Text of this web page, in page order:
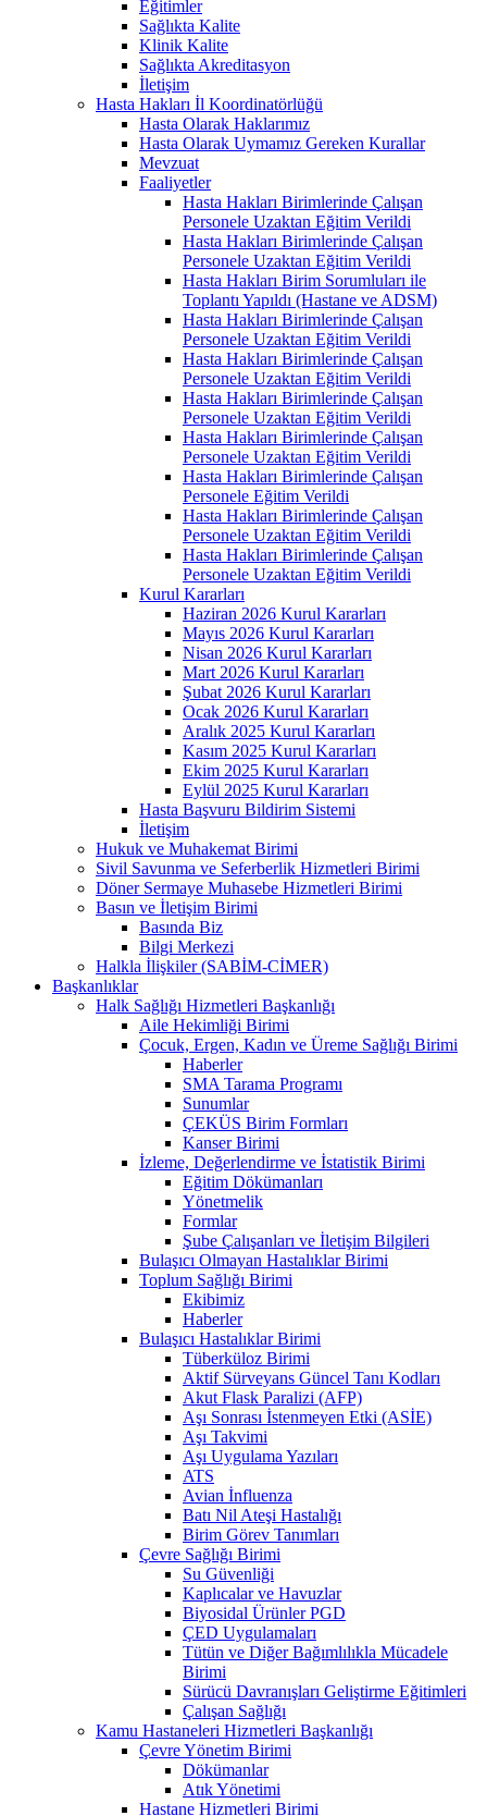
Eğitimler
Sağlıkta Kalite
Klinik Kalite
Sağlıkta Akreditasyon
İletişim
Hasta Hakları İl Koordinatörlüğü
Hasta Olarak Haklarımız
Hasta Olarak Uymamız Gereken Kurallar
Mevzuat
Faaliyetler
Hasta Hakları Birimlerinde Çalışan
Personele Uzaktan Eğitim Verildi
Hasta Hakları Birimlerinde Çalışan
Personele Uzaktan Eğitim Verildi
Hasta Hakları Birim Sorumluları ile
Toplantı Yapıldı (Hastane ve ADSM)
Hasta Hakları Birimlerinde Çalışan
Personele Uzaktan Eğitim Verildi
Hasta Hakları Birimlerinde Çalışan
Personele Uzaktan Eğitim Verildi
Hasta Hakları Birimlerinde Çalışan
Personele Uzaktan Eğitim Verildi
Hasta Hakları Birimlerinde Çalışan
Personele Uzaktan Eğitim Verildi
Hasta Hakları Birimlerinde Çalışan
Personele Eğitim Verildi
Hasta Hakları Birimlerinde Çalışan
Personele Uzaktan Eğitim Verildi
Hasta Hakları Birimlerinde Çalışan
Personele Uzaktan Eğitim Verildi
Kurul Kararları
Haziran 2026 Kurul Kararları
Mayıs 2026 Kurul Kararları
Nisan 2026 Kurul Kararları
Mart 2026 Kurul Kararları
Şubat 2026 Kurul Kararları
Ocak 2026 Kurul Kararları
Aralık 2025 Kurul Kararları
Kasım 2025 Kurul Kararları
Ekim 2025 Kurul Kararları
Eylül 2025 Kurul Kararları
Hasta Başvuru Bildirim Sistemi
İletişim
Hukuk ve Muhakemat Birimi
Sivil Savunma ve Seferberlik Hizmetleri Birimi
Döner Sermaye Muhasebe Hizmetleri Birimi
Basın ve İletişim Birimi
Basında Biz
Bilgi Merkezi
Halkla İlişkiler (SABİM-CİMER)
Başkanlıklar
Halk Sağlığı Hizmetleri Başkanlığı
Aile Hekimliği Birimi
Çocuk, Ergen, Kadın ve Üreme Sağlığı Birimi
Haberler
SMA Tarama Programı
Sunumlar
ÇEKÜS Birim Formları
Kanser Birimi
İzleme, Değerlendirme ve İstatistik Birimi
Eğitim Dökümanları
Yönetmelik
Formlar
Şube Çalışanları ve İletişim Bilgileri
Bulaşıcı Olmayan Hastalıklar Birimi
Toplum Sağlığı Birimi
Ekibimiz
Haberler
Bulaşıcı Hastalıklar Birimi
Tüberküloz Birimi
Aktif Sürveyans Güncel Tanı Kodları
Akut Flask Paralizi (AFP)
Aşı Sonrası İstenmeyen Etki (ASİE)
Aşı Takvimi
Aşı Uygulama Yazıları
ATS
Avian İnfluenza
Batı Nil Ateşi Hastalığı
Birim Görev Tanımları
Çevre Sağlığı Birimi
Su Güvenliği
Kaplıcalar ve Havuzlar
Biyosidal Ürünler PGD
ÇED Uygulamaları
Tütün ve Diğer Bağımlılıkla Mücadele
Birimi
Sürücü Davranışları Geliştirme Eğitimleri
Çalışan Sağlığı
Kamu Hastaneleri Hizmetleri Başkanlığı
Çevre Yönetim Birimi
Dökümanlar
Atık Yönetimi
Hastane Hizmetleri Birimi